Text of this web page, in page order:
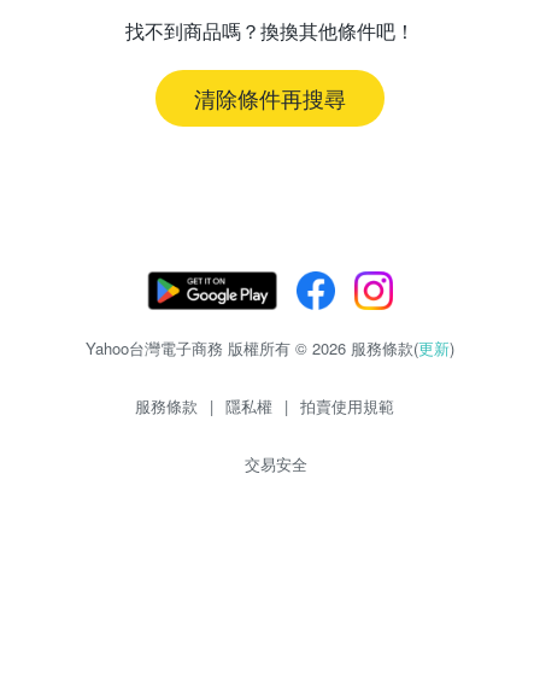
找不到商品嗎？換換其他條件吧！
清除條件再搜尋
Yahoo台灣電子商務 版權所有 © 2026 服務條款(更新)
服務條款 | 隱私權 | 拍賣使用規範
交易安全